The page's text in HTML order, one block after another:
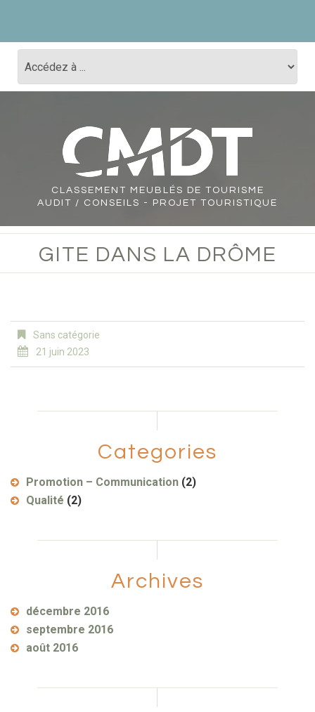
CLASSEMENT
MEUBLÉS DE TOURISME
AUDIT / CONSEILS - PROJET TOURISTIQUE
GITE DANS LA DRÔME
Sans catégorie
21 juin 2023
Categories
Promotion – Communication (2)
Qualité (2)
Archives
décembre 2016
septembre 2016
août 2016